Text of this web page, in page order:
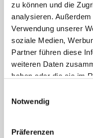
zu können und die
analysieren.
Verwendung unserer
soziale Medien,
Partner führen diese
weiteren Daten
haben oder die sie im
Notwendig
Präferenzen
Future-mobility
About us
Press and media
Career
Data protection
Declaration on